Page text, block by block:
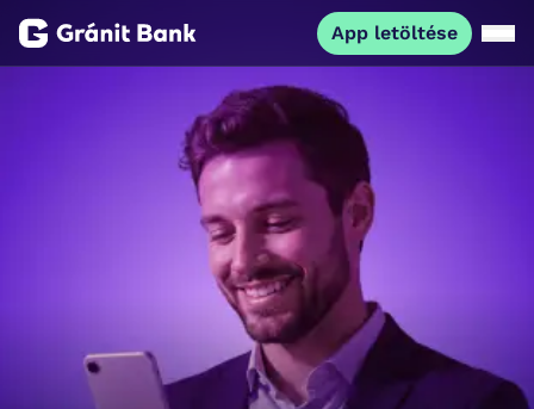
App letöltése
Magánszemélyeknek
Vállalkozásoknak